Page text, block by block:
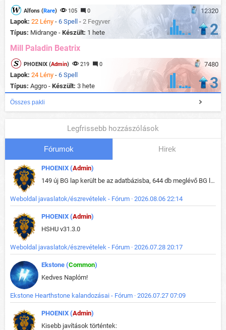
12320
Alfons (Rare) 105 0
Lapok: 22 Lény - 6 Spell - 2 Fegyver
Típus: Midrange - Készült: 1 hete 2
Mill Paladin Beatrix
7480
PHOENIX (Admin) 219 0
Lapok: 24 Lény - 6 Spell
Típus: Aggro - Készült: 3 hete 3
Összes pakli
Legfrissebb hozzászólások
Fórumok Hirek
PHOENIX (Admin)
149 új BG lap került be az adatbázisba, 644 db meglévő BG lap módosult, bekerültek az új képek a megváltozott lapokhoz is.
Weboldal javaslatok/észrevételek - Fórum · 2026.08.06 22:14
PHOENIX (Admin)
HSHU v31.3.0
Weboldal javaslatok/észrevételek - Fórum · 2026.07.28 20:17
Ekstone (Common)
Kedves Naplóm!
Ekstone Hearthstone kalandozásai - Fórum · 2026.07.27 07:09
PHOENIX (Admin)
Kisebb javítások történtek: